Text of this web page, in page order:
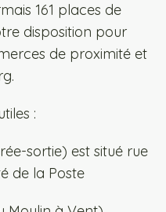
161 places de
disposition pour
de proximité et
:
sortie) est situé rue
de la Poste